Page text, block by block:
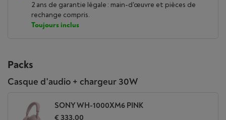
2 ans de garantie légale : main-d'œuvre et pièces de
rechange compris.
Toujours inclus
Packs
Casque d'audio + chargeur 30W
SONY WH-1000XM6 PINK
€ 333,00